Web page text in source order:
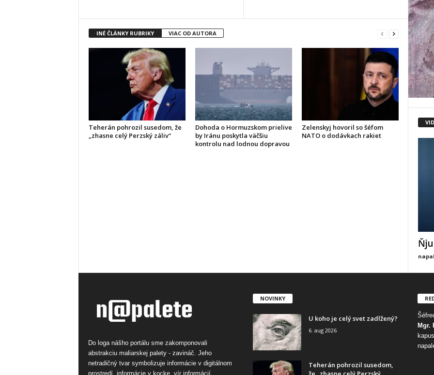
INÉ ČLÁNKY RUBRIKY VIAC OD AUTORA
Teherán pohrozil susedom, že
„zhasne celý Perzský záliv“
Dohoda o Hormuzskom prielive
by Iránu poskytla väčšiu
kontrolu nad lodnou dopravou
Zelenskyj hovoril so šéfom
NATO o dodávkach rakiet
Do loga nášho portálu sme zakomponovali
abstrakciu maliarskej palety - zavináč. Jeho
netradičný tvar symbolizuje informácie v digitálnom
prostredí, informácie v kocke, vír informácií.
NOVINKY
U koho je celý svet zadlžený?
6. aug 2026
Teherán pohrozil susedom,
Mgr.